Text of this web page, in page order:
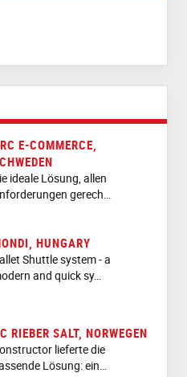
E-COMMERCE,
ideale Lösung, allen
gerech…
HUNGARY
Shuttle system - a
and quick sy…
RIEBER SALT, NORWEGEN
lieferte die
Lösung: ein…